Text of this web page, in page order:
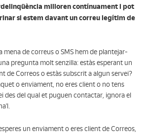
milloren contínuament i pot
si estem davant un correu legítim de
mena de correus o SMS hem de plantejar-
pregunta molt senzilla: estàs esperant un
de Correos o estàs subscrit a algun servei?
o enviament, no eres client o no tens
des del qual et puguen contactar, ignora el
un enviament o eres client de Correos,